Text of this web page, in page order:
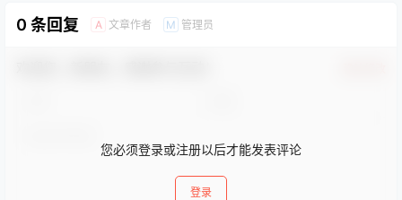
0 条回复 A 文章作者 M 管理员
您必须登录或注册以后才能发表评论
登录